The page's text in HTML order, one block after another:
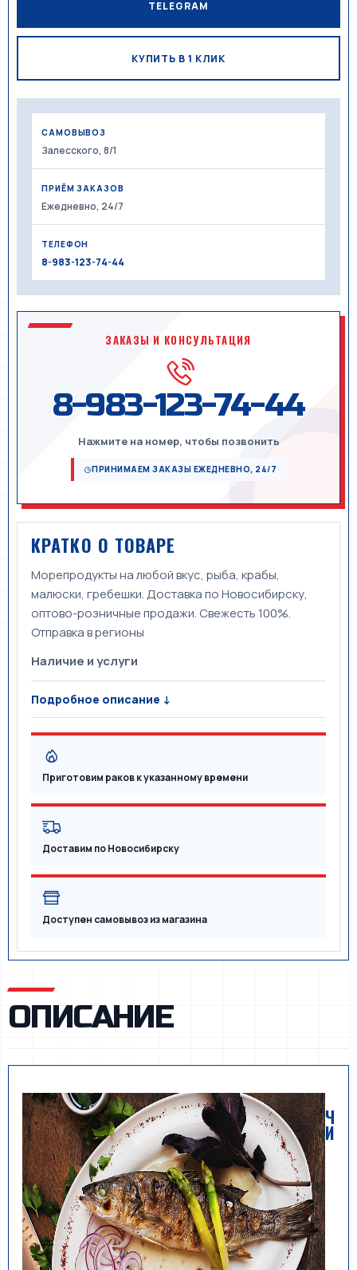
TELEGRAM
КУПИТЬ В 1 КЛИК
САМОВЫВОЗ
Залесского, 8/1
ПРИЁМ ЗАКАЗОВ
Ежедневно, 24/7
ТЕЛЕФОН
8-983-123-74-44
ЗАКАЗЫ И КОНСУЛЬТАЦИЯ
8-983-123-74-44
Нажмите на номер, чтобы позвонить
ПРИНИМАЕМ ЗАКАЗЫ ЕЖЕДНЕВНО, 24/7
КРАТКО О ТОВАРЕ
Морепродукты на любой вкус, рыба, крабы,
малюски, гребешки. Доставка по Новосибирску,
оптово-розничные продажи. Свежесть 100%.
Отправка в регионы
Наличие и услуги
Подробное описание ↓
Приготовим раков к указанному времени
Доставим по Новосибирску
Доступен самовывоз из магазина
ОПИСАНИЕ
Ч
И